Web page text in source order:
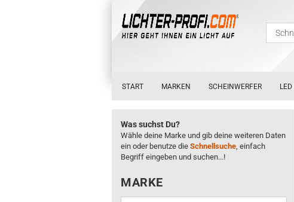
START MARKEN SCHEINWERFER
Was suchst Du?
Wähle deine Marke und gib deine weiteren Daten
ein oder benutze die Schnellsuche, einfach
Begriff eingeben und suchen...!
MARKE
MARKE